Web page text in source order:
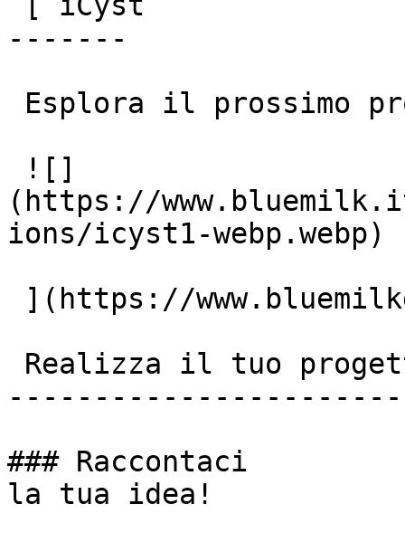
-------
(https://
ions/icyst1-webp.webp)
### Raccontaci
la tua idea!